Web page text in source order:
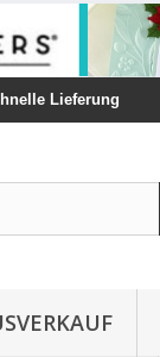
Lieferung